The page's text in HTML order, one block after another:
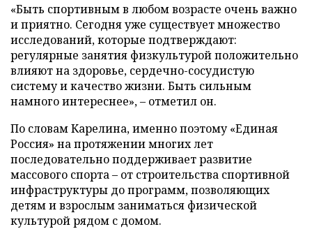
«Быть спортивным в любом возрасте очень важно
и приятно. Сегодня уже существует множество
исследований, которые подтверждают:
регулярные занятия физкультурой положительно
влияют на здоровье, сердечно-сосудистую
систему и качество жизни. Быть сильным
намного интереснее», – отметил он.
По словам Карелина, именно поэтому «Единая
Россия» на протяжении многих лет
последовательно поддерживает развитие
массового спорта – от строительства спортивной
инфраструктуры до программ, позволяющих
детям и взрослым заниматься физической
культурой рядом с домом.